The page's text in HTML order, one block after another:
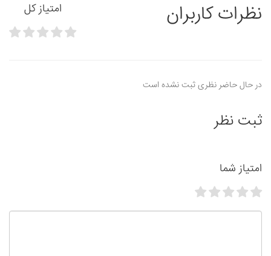
نظرات کاربران امتیاز کل
در حال حاضر نظری ثبت نشده است
ثبت نظر
امتیاز شما